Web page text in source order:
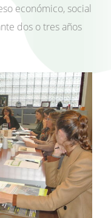
económico, social
dos o tres años